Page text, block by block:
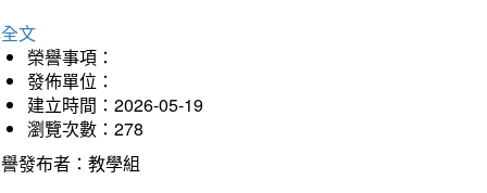
文
榮譽事項：
發佈單位：
建立時間：2026-05-19
瀏覽次數：278
發布者：教學組